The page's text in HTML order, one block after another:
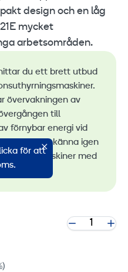
design och en låg
mycket
arbetsområden.
du ett brett utbud
övervakningen av
till
förnybar energi vid
Du kan känna igen
med
för att